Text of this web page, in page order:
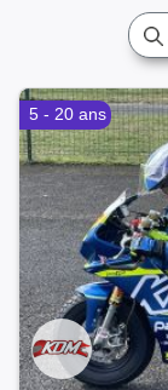
5 - 20 ans